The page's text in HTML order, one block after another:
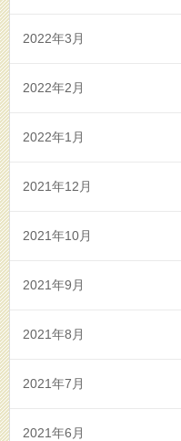
2022年3月
2022年2月
2022年1月
2021年12月
2021年10月
2021年9月
2021年8月
2021年7月
2021年6月